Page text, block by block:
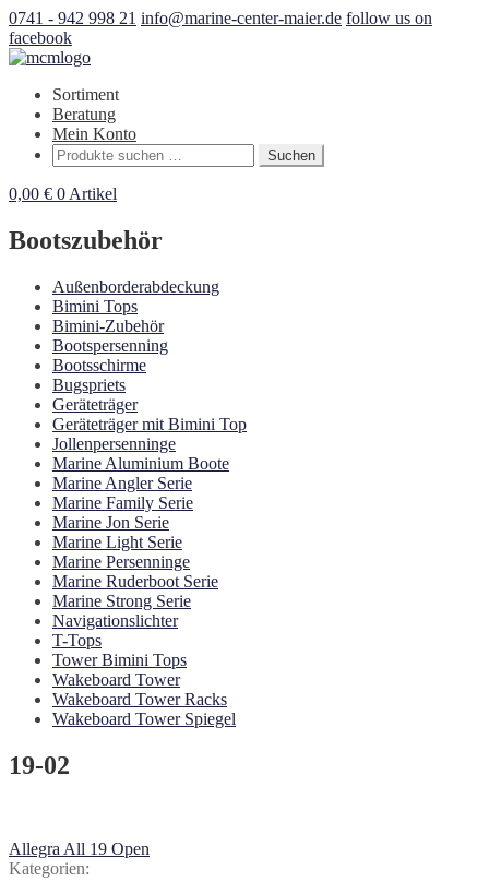
0741 - 942 998 21 info@marine-center-maier.de follow us on
facebook
Sortiment
Beratung
Mein Konto
Suchen
nach:
Suchen
0,00 € 0 Artikel
Bootszubehör
Außenborderabdeckung
Bimini Tops
Bimini-Zubehör
Bootspersenning
Bootsschirme
Bugspriets
Geräteträger
Geräteträger mit Bimini Top
Jollenpersenninge
Marine Aluminium Boote
Marine Angler Serie
Marine Family Serie
Marine Jon Serie
Marine Light Serie
Marine Persenninge
Marine Ruderboot Serie
Marine Strong Serie
Navigationslichter
T-Tops
Tower Bimini Tops
Wakeboard Tower
Wakeboard Tower Racks
Wakeboard Tower Spiegel
19-02
Beitragsnavigation
Vorheriger
Beitrag:
Allegra All 19 Open
Kategorien: